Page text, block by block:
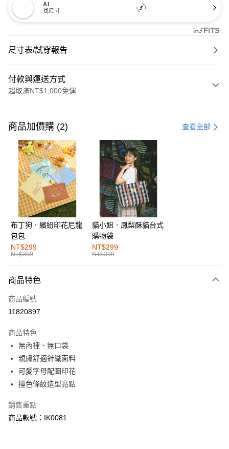
AI
找尺寸
尺寸表/試穿報告
付款與運送方式
超取滿NT$1,000免運
信用卡一次付款
購物金
超商取貨付款
LINE Pay
街口支付
運送方式
全家取貨付款
每筆NT$60，滿NT$1,000(含以上)免運費
付款後全家取貨
萊爾富取貨付款
付款後萊爾富取貨
每筆NT$60，滿NT$1,000(含以上)免運費
7-11取貨付款
每筆NT$60，滿NT$1,000(含以上)免運費
付款後7-11取貨
每筆NT$60，滿NT$1,000(含以上)免運費
商品加價購 (2) 查看全部
布丁狗．繽紛印花尼龍
包包
NT$299
NT$399
貓小姐．鳳梨酥貓台式
購物袋
NT$299
NT$399
商品特色
商品編號
11820897
商品特色
無內裡、無口袋
親膚舒適針織面料
可愛字母配圖印花
撞色條紋造型亮點
銷售重點
商品款號：IK0081